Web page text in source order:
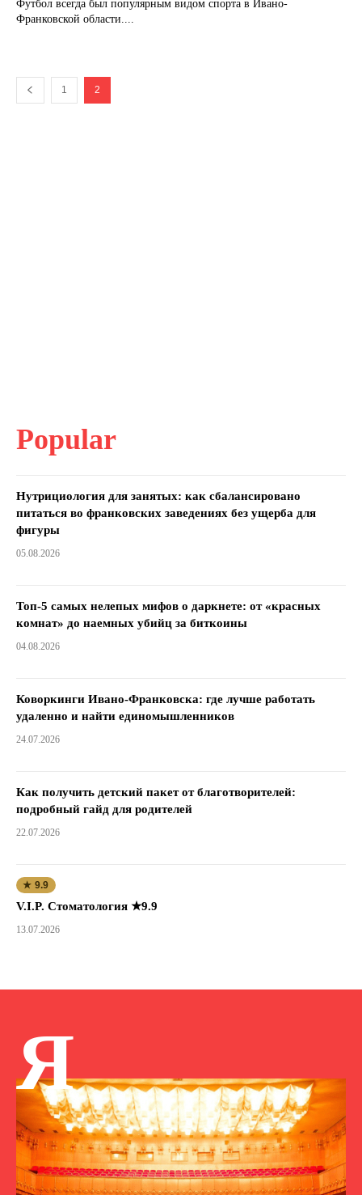
Футбол всегда был популярным видом спорта в Ивано-
Франковской области....
1 2
Popular
Нутрициология для занятых: как сбалансировано
питаться во франковских заведениях без ущерба для
фигуры
05.08.2026
Топ-5 самых нелепых мифов о даркнете: от «красных
комнат» до наемных убийц за биткоины
04.08.2026
Коворкинги Ивано-Франковска: где лучше работать
удаленно и найти единомышленников
24.07.2026
Как получить детский пакет от благотворителей:
подробный гайд для родителей
22.07.2026
★ 9.9
V.I.P. Стоматология ★9.9
13.07.2026
Я